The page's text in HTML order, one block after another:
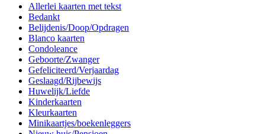
Allerlei kaarten met tekst
Bedankt
Belijdenis/Doop/Opdragen
Blanco kaarten
Condoleance
Geboorte/Zwanger
Gefeliciteerd/Verjaardag
Geslaagd/Rijbewijs
Huwelijk/Liefde
Kinderkaarten
Kleurkaarten
Minikaartjes/boekenleggers